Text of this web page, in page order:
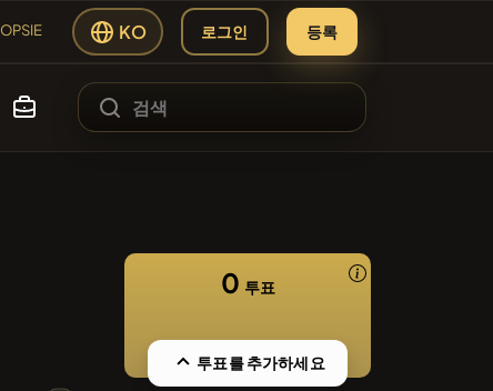
KO 로그인 등록
#253
0 투표
투표를 추가하세요